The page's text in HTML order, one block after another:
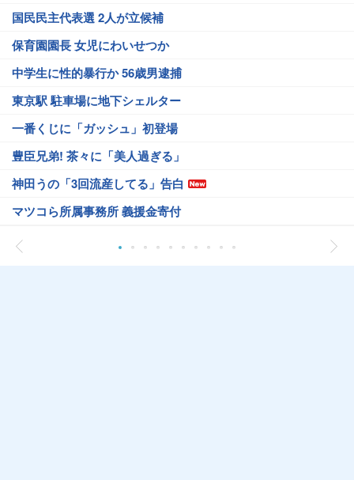
国民民主代表選 2人が立候補
保育園園長 女児にわいせつか
中学生に性的暴行か 56歳男逮捕
東京駅 駐車場に地下シェルター
一番くじに「ガッシュ」初登場
豊臣兄弟! 茶々に「美人過ぎる」
神田うの「3回流産してる」告白
マツコら所属事務所 義援金寄付